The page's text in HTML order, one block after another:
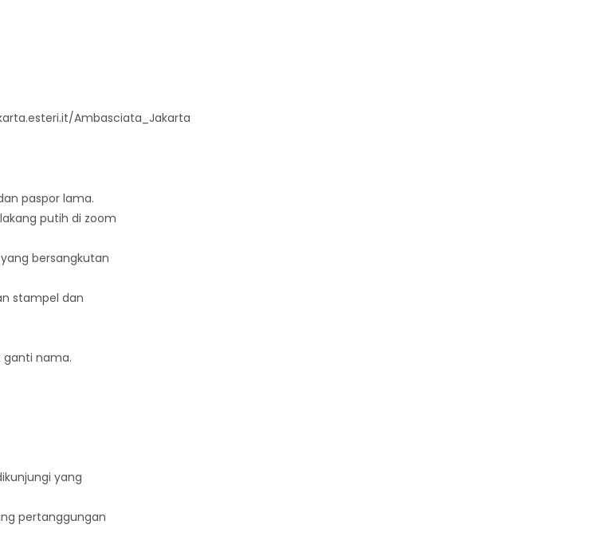
Ambasciata_Jakarta
paspor lama.
putih di zoom
bersangkutan
stampel dan
nama.
yang
pertanggungan